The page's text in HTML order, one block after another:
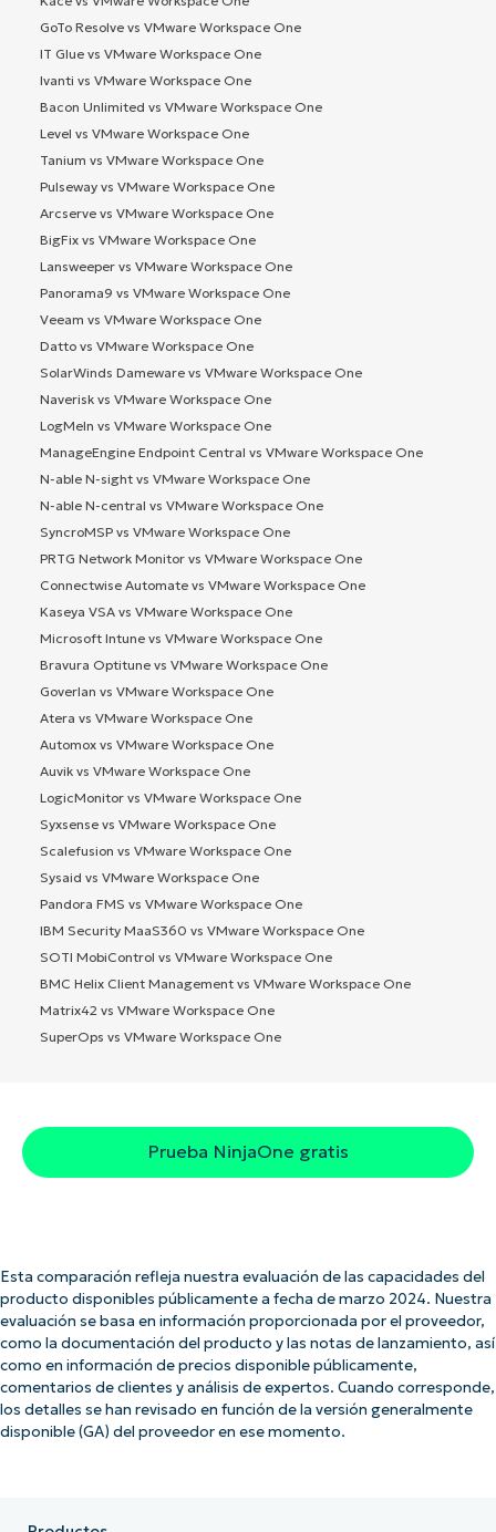
GoTo Resolve vs VMware Workspace One
IT Glue vs VMware Workspace One
Ivanti vs VMware Workspace One
Bacon Unlimited vs VMware Workspace One
Level vs VMware Workspace One
Tanium vs VMware Workspace One
Pulseway vs VMware Workspace One
Arcserve vs VMware Workspace One
BigFix vs VMware Workspace One
Lansweeper vs VMware Workspace One
Panorama9 vs VMware Workspace One
Veeam vs VMware Workspace One
Datto vs VMware Workspace One
SolarWinds Dameware vs VMware Workspace One
Naverisk vs VMware Workspace One
LogMeIn vs VMware Workspace One
ManageEngine Endpoint Central vs VMware Workspace One
N-able N-sight vs VMware Workspace One
N-able N-central vs VMware Workspace One
SyncroMSP vs VMware Workspace One
PRTG Network Monitor vs VMware Workspace One
Connectwise Automate vs VMware Workspace One
Kaseya VSA vs VMware Workspace One
Microsoft Intune vs VMware Workspace One
Bravura Optitune vs VMware Workspace One
Goverlan vs VMware Workspace One
Atera vs VMware Workspace One
Automox vs VMware Workspace One
Auvik vs VMware Workspace One
LogicMonitor vs VMware Workspace One
Syxsense vs VMware Workspace One
Scalefusion vs VMware Workspace One
Sysaid vs VMware Workspace One
Pandora FMS vs VMware Workspace One
IBM Security MaaS360 vs VMware Workspace One
SOTI MobiControl vs VMware Workspace One
BMC Helix Client Management vs VMware Workspace One
Matrix42 vs VMware Workspace One
SuperOps vs VMware Workspace One
Prueba NinjaOne gratis
Esta comparación refleja nuestra evaluación de las capacidades del
producto disponibles públicamente a fecha de marzo 2024. Nuestra
evaluación se basa en información proporcionada por el proveedor,
como la documentación del producto y las notas de lanzamiento, así
como en información de precios disponible públicamente,
comentarios de clientes y análisis de expertos. Cuando corresponde,
los detalles se han revisado en función de la versión generalmente
disponible (GA) del proveedor en ese momento.